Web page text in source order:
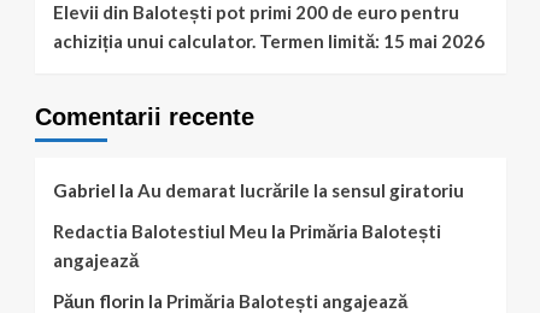
Elevii din Balotești pot primi 200 de euro pentru
achiziția unui calculator. Termen limită: 15 mai 2026
Comentarii recente
Gabriel la Au demarat lucrările la sensul giratoriu
Redactia Balotestiul Meu la Primăria Balotești
angajează
Păun florin la Primăria Balotești angajează